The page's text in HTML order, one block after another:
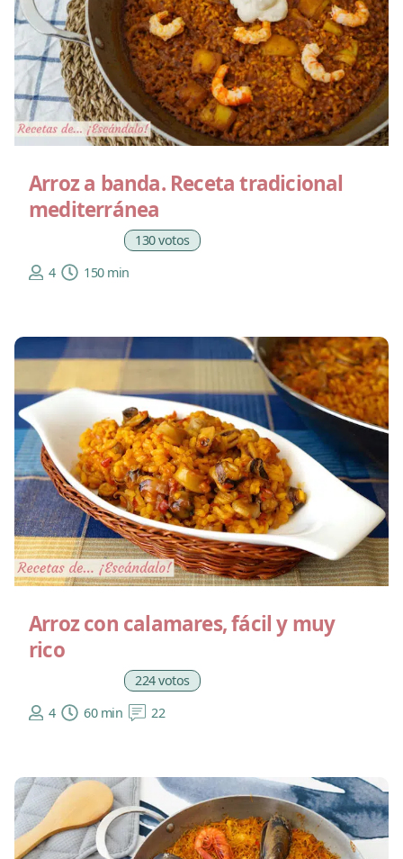
Arroz a banda. Receta tradicional
mediterránea
130 votos
4
150 min
Arroz con calamares, fácil y muy
rico
224 votos
4
60 min 22